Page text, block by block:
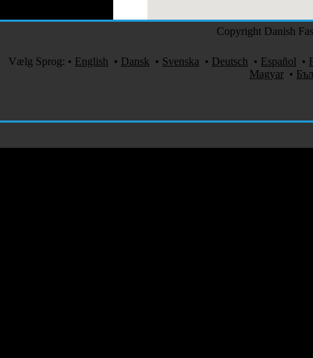
Copyright Danish
Vælg Sprog: • English • Dansk • Svenska • Deutsch • Español •
Magyar •